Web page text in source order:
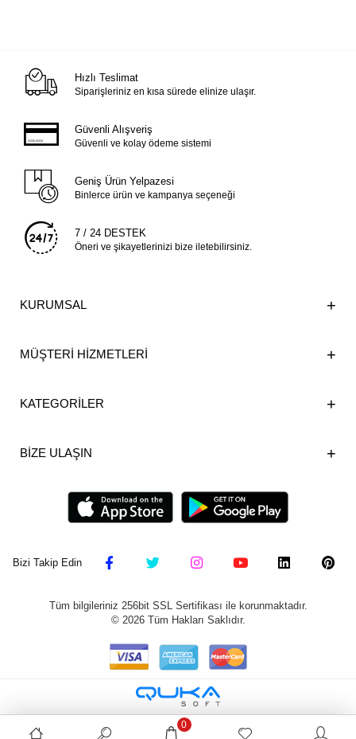
Hızlı Teslimat
Siparişleriniz en kısa sürede elinize ulaşır.
Güvenli Alışveriş
Güvenli ve kolay ödeme sistemi
Geniş Ürün Yelpazesi
Binlerce ürün ve kampanya seçeneği
7 / 24 DESTEK
Öneri ve şikayetlerinizi bize iletebilirsiniz.
KURUMSAL
MÜŞTERİ HİZMETLERİ
KATEGORİLER
BİZE ULAŞIN
Bizi Takip Edin
Tüm bilgileriniz 256bit SSL Sertifikası ile korunmaktadır.
© 2026Tüm Hakları Saklıdır.
0